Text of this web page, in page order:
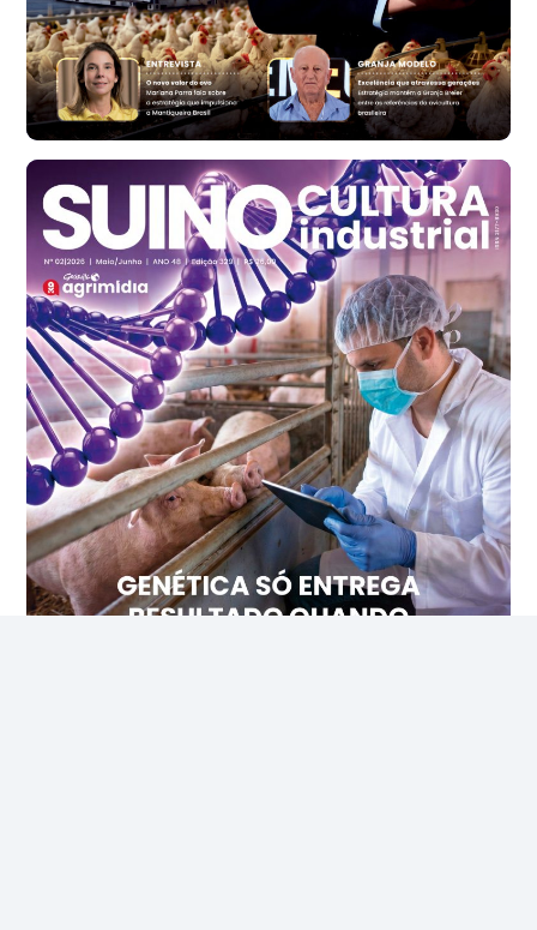
Ovo Vermelho - Regional
Vermelho
R$ 171,61
cx
Ovo Branco - Regional
Santa Maria do Jetibá (ES)
R$ 140,74
cx
Ovo Branco - Regional
Recife (PE)
R$ 147,74
cx
Ovo Vermelho - Regional
Recife (PE)
R$ 157,72
cx